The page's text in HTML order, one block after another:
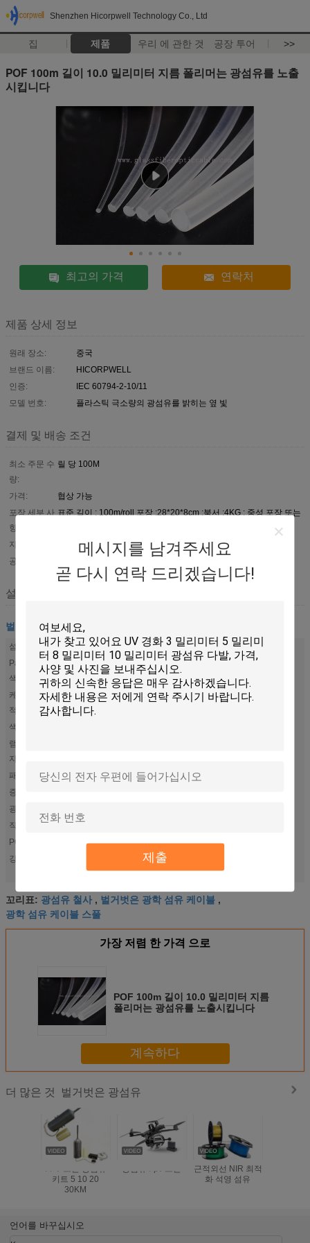
Shenzhen Hicorpwell Technology Co., Ltd
집 제품 우리 에 관한 것 공장 투어 >>
메시지를 남겨주세요
곧 다시 연락 드리겠습니다!
제출
POF 100m 길이 10.0 밀리미터 지름 폴리머는 광섬유를 노출
시킵니다
최고의 가격 연락처
제품 상세 정보
원래 장소:
중국
브랜드 이름:
HICORPWELL
인증:
IEC 60794-2-10/11
모델 번호:
플라스틱 극소량의 광섬유를 밝히는 옆 빛
결제 및 배송 조건
최소 주문 수
량:
릴 당 100M
가격:
협상 가능
포장 세부 사
항:
표준 길이 : 100m/roll 포장 :28*20*8cm ;북서 :4KG ; 중성 포장 또는
지불 조건:
서부 동맹, L/C, T/T
공급 능력:
설명
벌거벗은 광섬유
섬유 유형:플라스틱 광 섬유 (POF)를 밝히는 옆 빛
Paintcoat
색깔:
물, 황색, 파랑 또는 다른 사람
케이블 목
적:
광섬유 빛
색깔 방출:
램프 몸 물
자:
패킹 크기:28*20*8cm
증명서:
광원:
직경 명세:1.0mm--20.00mm
POF 재킷:
Muttahida Majlis-E-Amal
강조점:
10.0mm 벌거벗은 광학 Fiber
100m 벌거벗은 광섬유 케이블을 노출시킵니다
꼬리표: 광섬유 철사 , 벌거벗은 광학 섬유 케이블 ,
광학 섬유 케이블 스풀
가장 저렴 한 가격 으로
POF 100m 길이 10.0 밀리미터 지름
폴리머는 광섬유를 노출시킵니다
계속하다
더 많은 것 벌거벗은 광섬유
FPV 드론 광섬유
키트 5 10 20
30KM
광섬유 Fpv 드론
근적외선 NIR 최적
화 석영 섬유
언어를 바꾸십시오